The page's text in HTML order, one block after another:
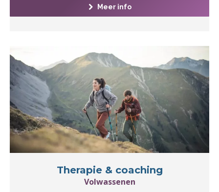
Meer info
Therapie & coaching
Volwassenen